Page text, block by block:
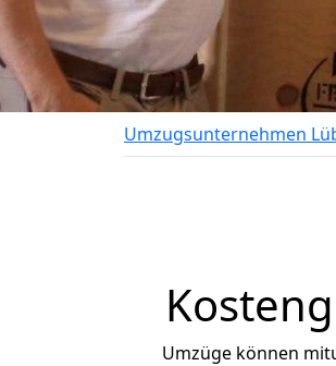
Umzugsunternehmen
Umzüge können